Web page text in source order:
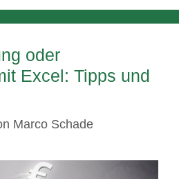
oder
Excel: Tipps und
Marco Schade